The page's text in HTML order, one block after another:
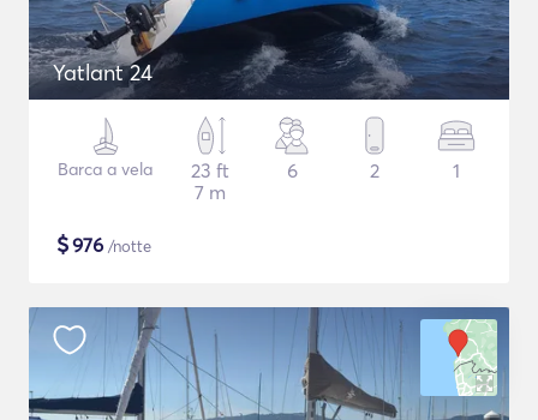
Yatlant 24
Barca a vela
23 ft
7 m
6 2 1
$976 /notte